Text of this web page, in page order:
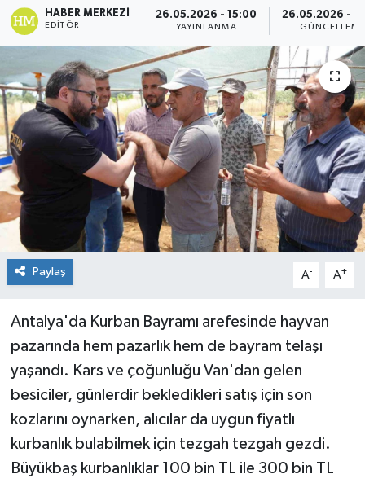
HABER MERKEZI
EDITÖR
26.05.2026 - 15:00
YAYINLANMA
26.05.2026 -
GÜNCELLEME
Paylaş A- A+
Antalya'da Kurban Bayramı arefesinde hayvan
pazarında hem pazarlık hem de bayram telaşı
yaşandı. Kars ve çoğunluğu Van'dan gelen
besiciler, günlerdir bekledikleri satış için son
kozlarını oynarken, alıcılar da uygun fiyatlı
kurbanlık bulabilmek için tezgah tezgah gezdi.
Büyükbaş kurbanlıklar 100 bin TL ile 300 bin TL